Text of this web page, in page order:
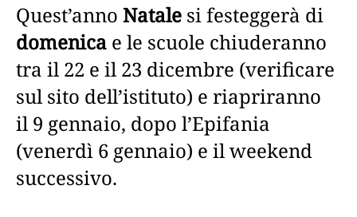
Quest’anno Natale si festeggerà di
domenica e le scuole chiuderanno
tra il 22 e il 23 dicembre (verificare
sul sito dell’istituto) e riapriranno
il 9 gennaio, dopo l’Epifania
(venerdì 6 gennaio) e il weekend
successivo.